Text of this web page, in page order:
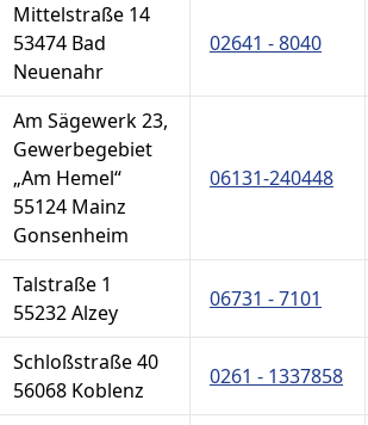
Mittelstraße 14
53474 Bad
Neuenahr
02641 - 8040
Am Sägewerk 23,
Gewerbegebiet
„Am Hemel“
55124 Mainz
Gonsenheim
06131-240448
Talstraße 1
55232 Alzey
06731 - 7101
Schloßstraße 40
56068 Koblenz
0261 - 1337858